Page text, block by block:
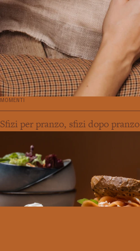
MOMENTI
Sfizi per pranzo, sfizi dopo pranzo